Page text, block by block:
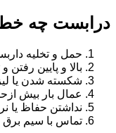
درابست چه
حمل و تخلیه
بالا و پایین رفتن
شکسته شدن یا
عمال بار بیش
نداشتن حفاظ یا
تماس با سیم